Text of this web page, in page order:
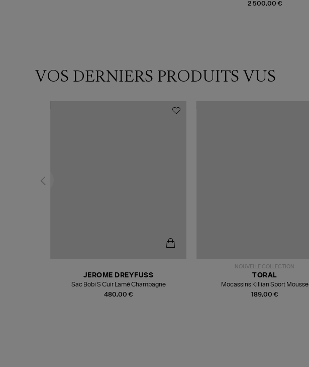
2 500,00 €
VOS DERNIERS PRODUITS VUS
480,00 €
JEROME DREYFUSS
Sac Bobi S Cuir Lamé Champagne
NOUVELLE COLLECTION
189,00 €
TORAL
Mocassins Killian Sport Mousse